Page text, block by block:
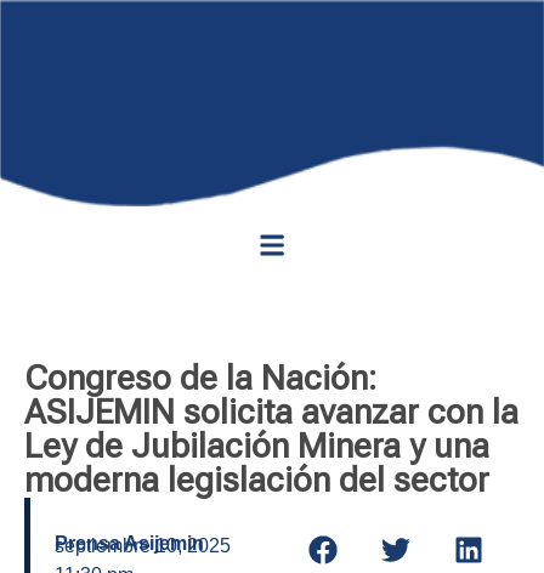
Congreso de la Nación:
ASIJEMIN solicita avanzar con la
Ley de Jubilación Minera y una
moderna legislación del sector
Prensa Asijemin
septiembre 10, 2025